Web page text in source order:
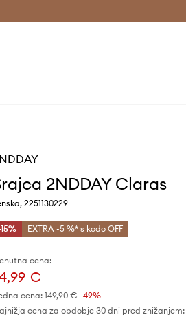
2NDDAY Claras
2251130229
EXTRA -5 %* s kodo OFF
cena:
€
cena: 149,90 € -49%
cena za obdobje 30 dni pred znižanjem: